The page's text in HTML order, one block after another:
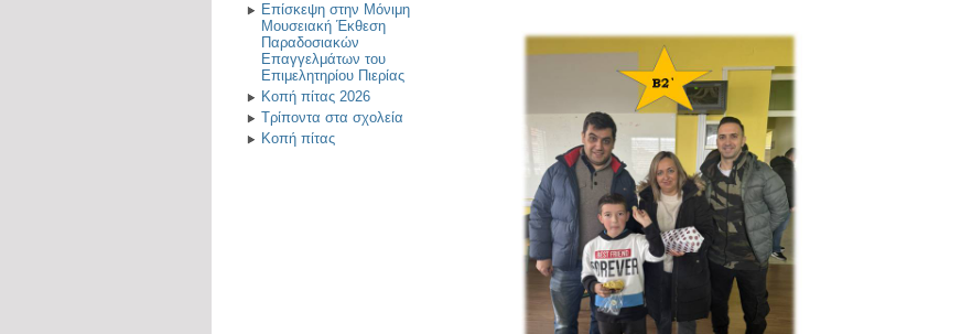
Επίσκεψη στην Μόνιμη
Μουσειακή Έκθεση
Παραδοσιακών
Επαγγελμάτων του
Επιμελητηρίου Πιερίας
Κοπή πίτας 2026
Τρίποντα στα σχολεία
Κοπή πίτας